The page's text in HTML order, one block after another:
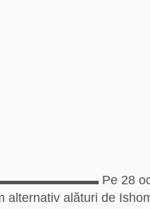
Pe 28
alternativ alături de